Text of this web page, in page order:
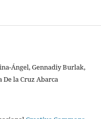
Ángel, Gennadiy Burlak,
la Cruz Abarca